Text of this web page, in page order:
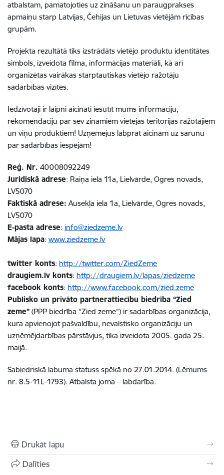
atbalstam, pamatojoties uz zināšanu un paraugprakses
apmaiņu starp Latvijas, Čehijas un Lietuvas vietējām rīcības
grupām.
Projekta rezultātā tiks izstrādāts vietējo produktu identitātes
simbols, izveidota filma, informācijas materiāli, kā arī
organizētas vairākas starptautiskas vietējo ražotāju
sadarbības vizītes.
Iedzīvotāji ir laipni aicināti iesūtīt mums informāciju,
rekomendāciju par sev zināmiem vietējās teritorijas ražotājiem
un viņu produktiem! Uzņēmējus labprāt aicinām uz sarunu
par sadarbības iespējām!
Reģ. Nr. 40008092249
Juridiskā adrese: Raiņa iela 11a, Lielvārde, Ogres novads,
LV5070
Faktiskā adrese: Ausekļa iela 1a, Lielvārde, Ogres novads,
LV5070
E-pasta adrese: info@ziedzeme.lv
Mājas lapa: www.ziedzeme.lv
twitter konts: http://twitter.com/ZiedZeme
draugiem.lv konts: http://draugiem.lv/lapas/ziedzeme
facebook konts: http://www.facebook.com/zied.zeme
Publisko un privāto partnerattiecību biedrība “Zied
zeme” (PPP biedrība “Zied zeme”) ir sadarbības organizācija,
kura apvienojot pašvaldību, nevalstisko organizāciju un
uzņēmējdarbības pārstāvjus, tika izveidota 2005. gada 25.
maijā.
Sabiedriskā labuma statuss spēkā no 27.01.2014. (Lēmums
nr. 8.5-11L-1793). Atbalsta joma – labdarība.
Drukāt lapu
Dalīties